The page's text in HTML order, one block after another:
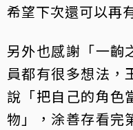
希望下次還可以再
另外也感謝「一齣
員都有很多想法，
說「把自己的角色
物」，涂善存看完